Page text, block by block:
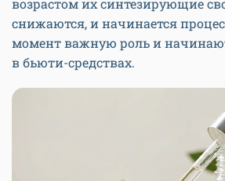
возрастом их синтезирующие
снижаются, и начинается
момент важную роль и
в бьюти-средствах.